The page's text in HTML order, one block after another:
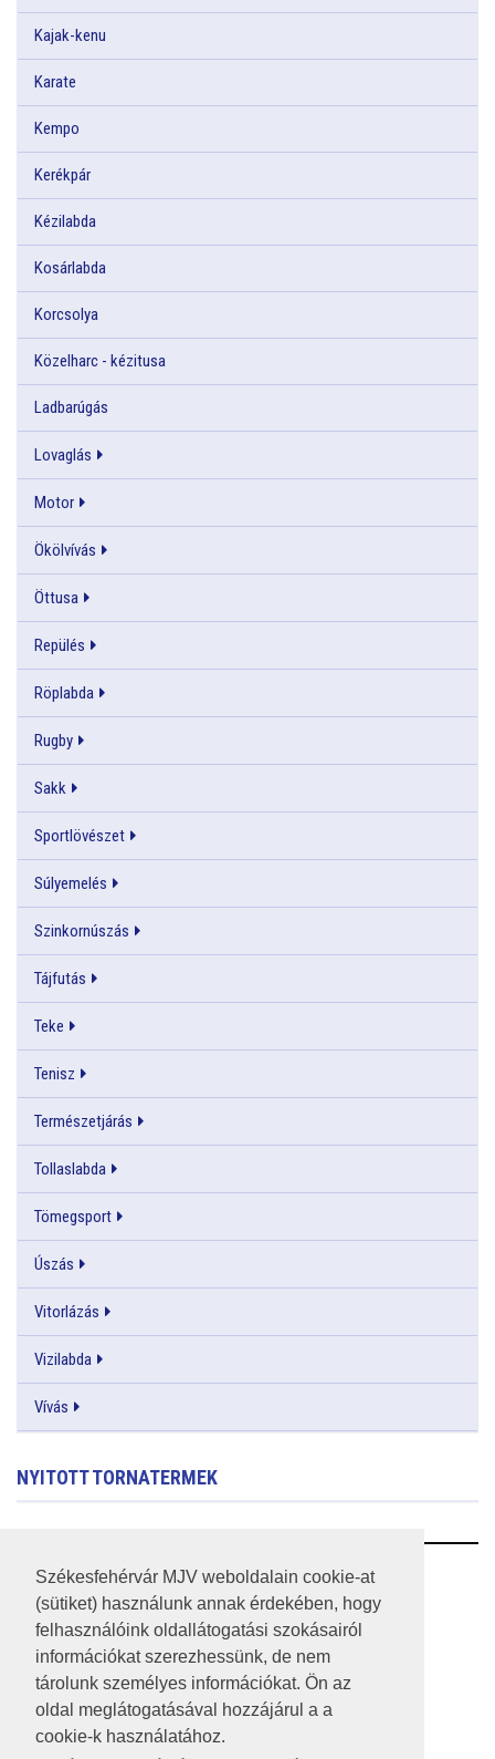
Székesfehérvár MJV weboldalain cookie-at
(sütiket) használunk annak érdekében, hogy
felhasználóink oldallátogatási szokásairól
információkat szerezhessünk, de nem
tárolunk személyes információkat. Ön az
oldal meglátogatásával hozzájárul a a
cookie-k használatához.
Kajak-kenu
Karate
Kempo
Kerékpár
Kézilabda
Kosárlabda
Korcsolya
Közelharc - kézitusa
Ladbarúgás
Lovaglás
Motor
Ökölvívás
Öttusa
Repülés
Röplabda
Rugby
Sakk
Sportlövészet
Súlyemelés
Szinkornúszás
Tájfutás
Teke
Tenisz
Természetjárás
Tollaslabda
Tömegsport
Úszás
Vitorlázás
Vizilabda
Vívás
NYITOTT TORNATERMEK
RSS
A HONLAP 2017.03.31-I ÁLLAPOTA
JOGI NYILATKOZAT
IMPRESSZUM